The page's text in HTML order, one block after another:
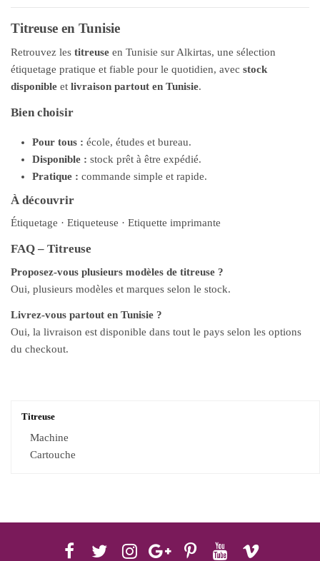
Titreuse en Tunisie
Retrouvez les titreuse en Tunisie sur Alkirtas, une sélection
étiquetage pratique et fiable pour le quotidien, avec stock
disponible et livraison partout en Tunisie.
Bien choisir
Pour tous : école, études et bureau.
Disponible : stock prêt à être expédié.
Pratique : commande simple et rapide.
À découvrir
Étiquetage · Etiqueteuse · Etiquette imprimante
FAQ – Titreuse
Proposez-vous plusieurs modèles de titreuse ?
Oui, plusieurs modèles et marques selon le stock.
Livrez-vous partout en Tunisie ?
Oui, la livraison est disponible dans tout le pays selon les options
du checkout.
Titreuse
Machine
Cartouche